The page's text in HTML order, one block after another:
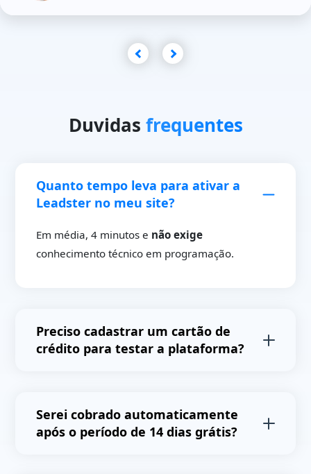
Duvidas frequentes
Quanto tempo leva para ativar a
Leadster no meu site?
Em média, 4 minutos e não exige
conhecimento técnico em programação.
Preciso cadastrar um cartão de
crédito para testar a plataforma?
cobranças automáticas após o final do período
de testes.
Serei cobrado automaticamente
após o período de 14 dias grátis?